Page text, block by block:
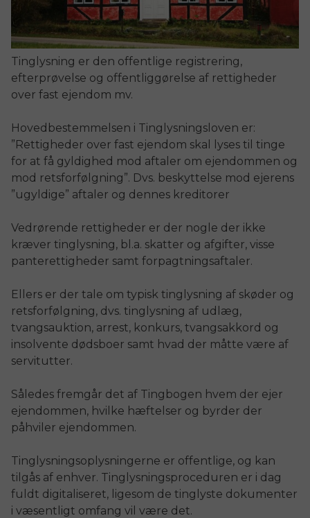
Tinglysning er den offentlige registrering,
efterprøvelse og offentliggørelse af rettigheder
over fast ejendom mv.
Hovedbestemmelsen i Tinglysningsloven er:
”Rettigheder over fast ejendom skal lyses til tinge
for at få gyldighed mod aftaler om ejendommen og
mod retsforfølgning”. Dvs. beskyttelse mod ejerens
”ugyldige” aftaler og dennes kreditorer
Vedrørende rettigheder er der nogle der ikke
kræver tinglysning, bl.a. skatter og afgifter, visse
panterettigheder samt forpagtningsaftaler.
Ellers er der tale om typisk tinglysning af skøder og
retsforfølgning, dvs. tinglysning af udlæg,
tvangsauktion, arrest, konkurs, tvangsakkord og
insolvente dødsboer samt hvad der måtte være af
servitutter.
Således fremgår det af Tingbogen hvem der ejer
ejendommen, hvilke hæftelser og byrder der
påhviler ejendommen.
Tinglysningsoplysningerne er offentlige, og kan
tilgås af enhver. Tinglysningsproceduren er i dag
fuldt digitaliseret, ligesom de tinglyste dokumenter
i væsentligt omfang vil være det.